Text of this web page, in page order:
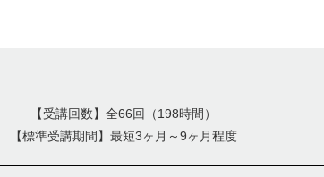
【受講回数】全66回（198時間）
【標準受講期間】最短3ヶ月～9ヶ月程度